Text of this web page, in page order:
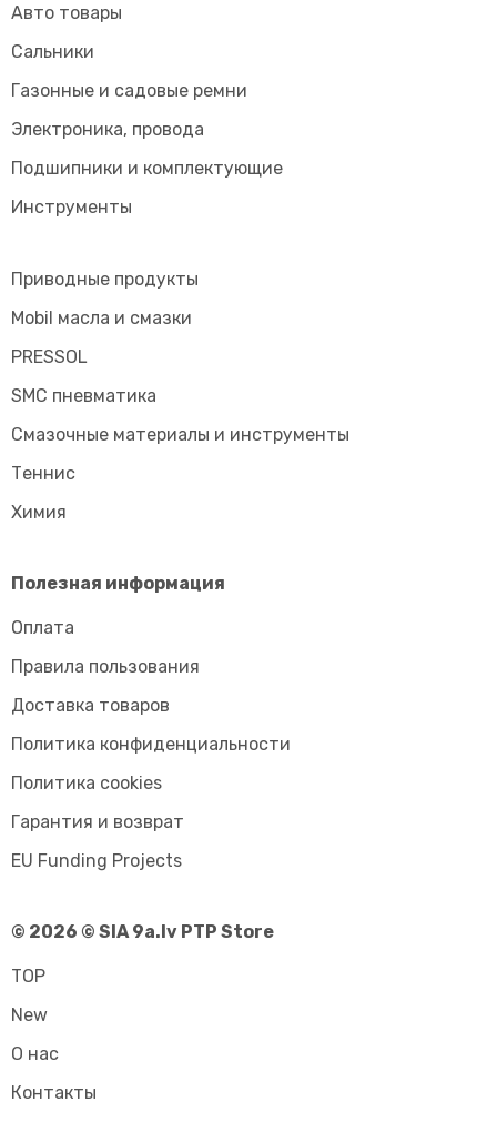
Авто товары
Сальники
Газонные и садовые ремни
Электроника, провода
Подшипники и комплектующие
Инструменты
Приводные продукты
Mobil масла и смазки
PRESSOL
SMC пневматика
Смазочные материалы и инструменты
Tеннис
Химия
Полезная информация
Оплата
Правила пользования
Доставка товаров
Политика конфиденциальности
Политика cookies
Гарантия и возврат
EU Funding Projects
© 2026 © SIA 9a.lv PTP Store
TOP
New
О нас
Контакты